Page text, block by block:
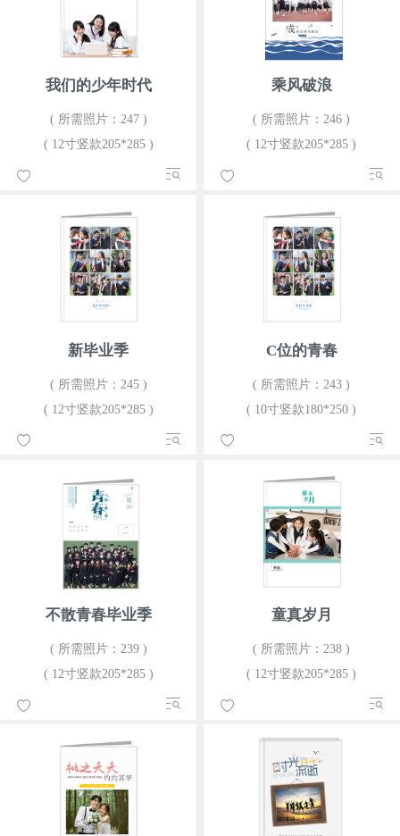
我们的少年时代
( 所需照片：247 )
( 12寸竖款205*285 )
乘风破浪
( 所需照片：246 )
( 12寸竖款205*285 )
新毕业季
( 所需照片：245 )
( 12寸竖款205*285 )
C位的青春
( 所需照片：243 )
( 10寸竖款180*250 )
不散青春毕业季
( 所需照片：239 )
( 12寸竖款205*285 )
童真岁月
( 所需照片：238 )
( 12寸竖款205*285 )